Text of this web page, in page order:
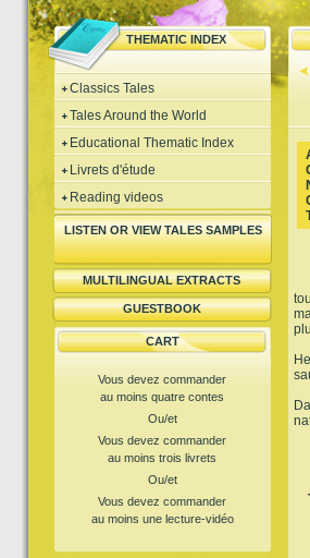
THEMATIC INDEX
Classics Tales
Tales Around the World
Educational Thematic Index
Livrets d'étude
Reading videos
LISTEN OR VIEW TALES SAMPLES
MULTILINGUAL EXTRACTS
GUESTBOOK
CART
Vous devez commander
au moins quatre contes
Ou/et
Vous devez commander
au moins trois livrets
Ou/et
Vous devez commander
au moins une lecture-vidéo